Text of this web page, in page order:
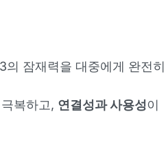
잠재력을 대중에게 완전히
복하고, 연결성과 사용성이